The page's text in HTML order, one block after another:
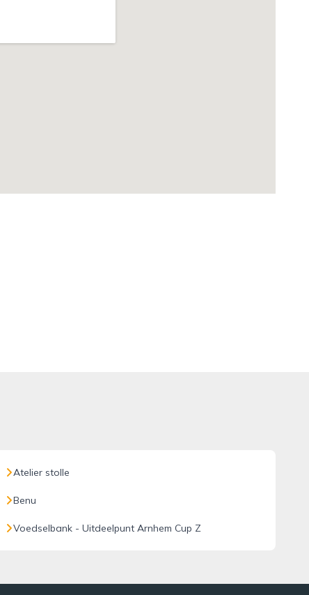
Atelier stolle
Benu
Voedselbank - Uitdeelpunt Arnhem Cup Z